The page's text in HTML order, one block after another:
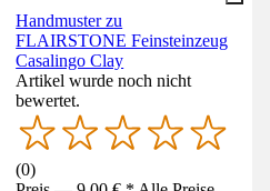
Handmuster zu
FLAIRSTONE Feinsteinzeug
Casalingo Clay
Artikel wurde noch nicht
bewertet.
(0)